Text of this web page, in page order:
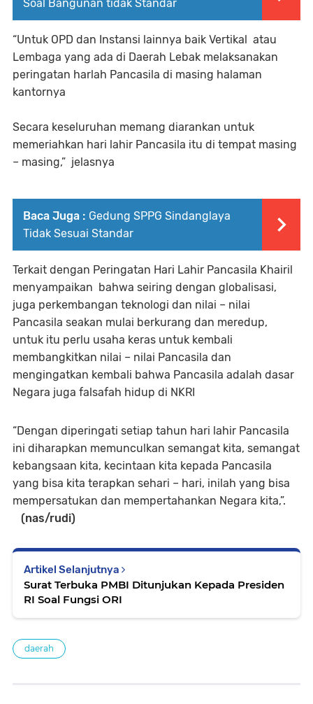
Soal Bangunan tidak Standar
“Untuk OPD dan Instansi lainnya baik Vertikal atau
Lembaga yang ada di Daerah Lebak melaksanakan
peringatan harlah Pancasila di masing halaman
kantornya
Secara keseluruhan memang diarankan untuk
memeriahkan hari lahir Pancasila itu di tempat masing
– masing,” jelasnya
Baca Juga : Gedung SPPG Sindanglaya
Tidak Sesuai Standar
Terkait dengan Peringatan Hari Lahir Pancasila Khairil
menyampaikan bahwa seiring dengan globalisasi,
juga perkembangan teknologi dan nilai – nilai
Pancasila seakan mulai berkurang dan meredup,
untuk itu perlu usaha keras untuk kembali
membangkitkan nilai – nilai Pancasila dan
mengingatkan kembali bahwa Pancasila adalah dasar
Negara juga falsafah hidup di NKRI
“Dengan diperingati setiap tahun hari lahir Pancasila
ini diharapkan memunculkan semangat kita, semangat
kebangsaan kita, kecintaan kita kepada Pancasila
yang bisa kita terapkan sehari – hari, inilah yang bisa
mempersatukan dan mempertahankan Negara kita,”.
(nas/rudi)
Artikel Selanjutnya
Surat Terbuka PMBI Ditunjukan Kepada Presiden
RI Soal Fungsi ORI
daerah